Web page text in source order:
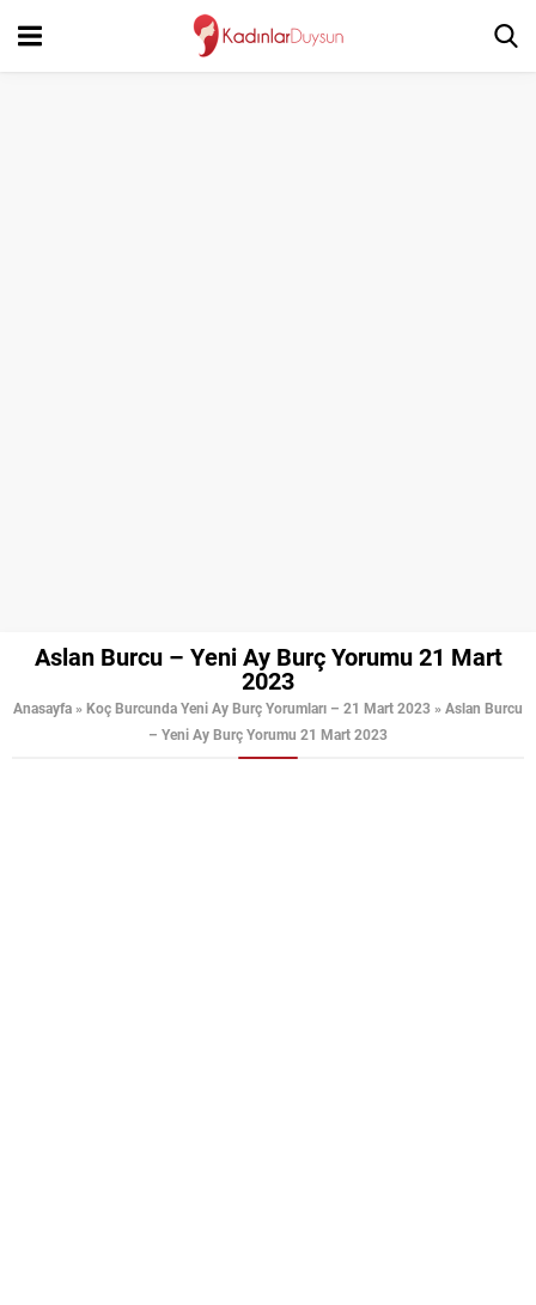
Aslan Burcu – Yeni Ay Burç Yorumu 21 Mart
2023
Anasayfa » Koç Burcunda Yeni Ay Burç Yorumları – 21 Mart 2023 » Aslan Burcu
– Yeni Ay Burç Yorumu 21 Mart 2023